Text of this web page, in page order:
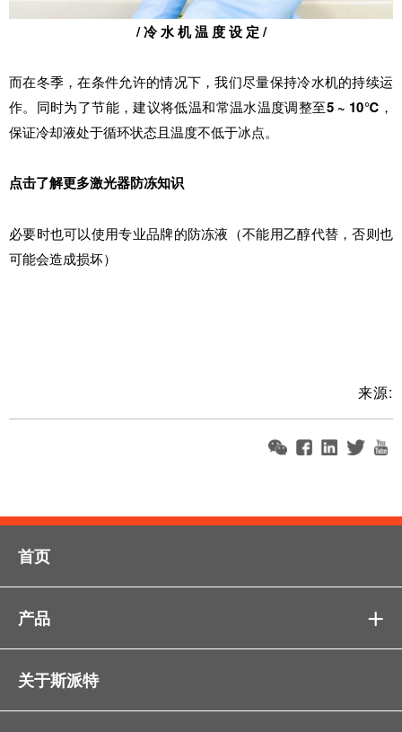
/ 冷 水 机 温 度 设 定 /
而在冬季，在条件允许的情况下，我们尽量保持冷水机的持续运
作。同时为了节能，建议将低温和常温水温度调整至5 ~ 10℃ ，
保证冷却液处于循环状态且温度不低于冰点。
点击了解更多激光器防冻知识
必要时也可以使用专业品牌的防冻液（不能用乙醇代替，否则也
可能会造成损坏）
来源:
首页
产品 
关于斯派特